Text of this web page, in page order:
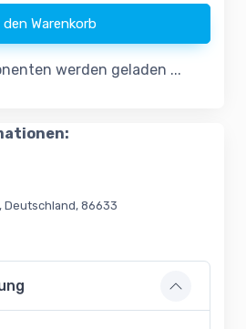
den Warenkorb
werden geladen ...
Deutschland, 86633